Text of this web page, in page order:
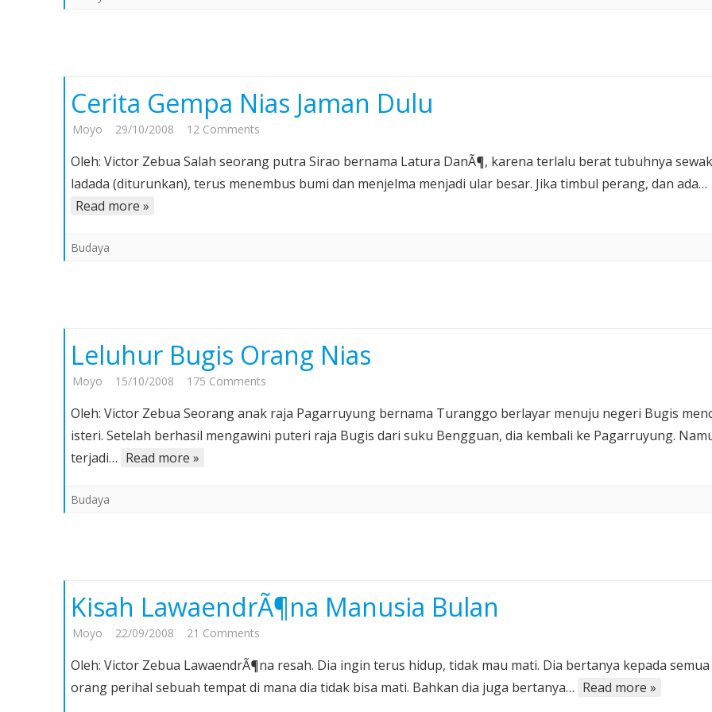
Cerita Gempa Nias Jaman Dulu
Moyo 29/10/2008 12 Comments
Gempa
Nias
Oleh: Victor Zebua Salah seorang putra Sirao bernama Latura DanÃ¶, karena terlalu berat tubuhnya
ladada (diturunkan), terus menembus bumi dan menjelma menjadi ular besar. Jika timbul perang, dan ada…
Read more »
Budaya
Leluhur Bugis Orang Nias
Moyo 15/10/2008 175 Comments
Bugis
Orang
Oleh: Victor Zebua Seorang anak raja Pagarruyung bernama Turanggo berlayar menuju negeri Bugis
isteri. Setelah berhasil mengawini puteri raja Bugis dari suku Bengguan, dia kembali ke Pagarruyung.
terjadi… Read more »
Budaya
Kisah LawaendrÃ¶na Manusia Bulan
Moyo 22/09/2008 21 Comments
LawaendrÃ¶na
Manusia
Oleh: Victor Zebua LawaendrÃ¶na resah. Dia ingin terus hidup, tidak mau mati. Dia bertanya kepada semua
orang perihal sebuah tempat di mana dia tidak bisa mati. Bahkan dia juga bertanya… Read more »